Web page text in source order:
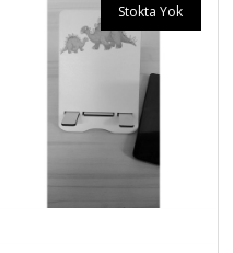
Stokta Yok